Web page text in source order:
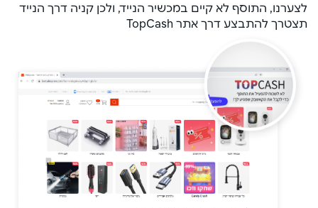
לצערנו, התוסף לא קיים במכשיר הנייד, ולכן קניה דרך הנייד
תצטרך להתבצע דרך אתר TopCash